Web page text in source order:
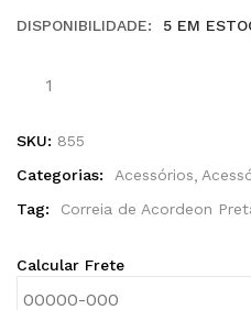
DISPONIBILIDADE: 5 EM
SKU: 855
Categorias:
Acessórios
Tag:
Correia de Acordeon
Calcular Frete